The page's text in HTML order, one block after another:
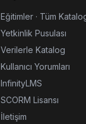
Eğitimler · Tüm
Yetkinlik Pusulası
Verilerle Katalog
Kullanıcı Yorumları
InfinityLMS
SCORM Lisansı
İletişim